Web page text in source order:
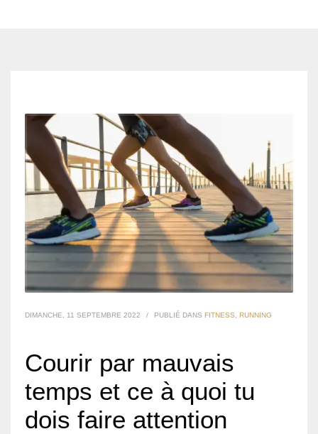
DIMANCHE, 11 SEPTEMBRE 2022 / PUBLIÉ DANS FITNESS RUNNING
Courir par mauvais
temps et ce à quoi tu
dois faire attention